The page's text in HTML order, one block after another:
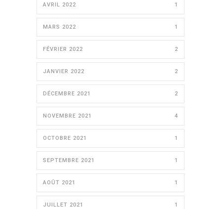
AVRIL 2022 1
MARS 2022 1
FÉVRIER 2022 2
JANVIER 2022 2
DÉCEMBRE 2021 2
NOVEMBRE 2021 4
OCTOBRE 2021 1
SEPTEMBRE 2021 1
AOÛT 2021 1
JUILLET 2021 1